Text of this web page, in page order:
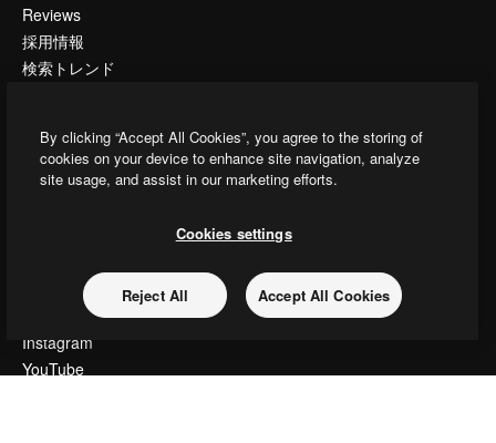
Reviews
採用情報
検索トレンド
Slidesgo
コンテンツを販売する
magnific.aiをお探しですか？
お問い合わせ
顧客サポート
Instagram
YouTube
By clicking “Accept All Cookies”, you agree to the storing of
cookies on your device to enhance site navigation, analyze
site usage, and assist in our marketing efforts.
Cookies settings
Reject All Accept All Cookies